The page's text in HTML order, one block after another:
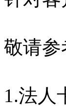
敬请参
1.法人